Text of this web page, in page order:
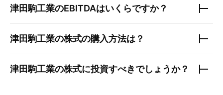
津田駒工業のEBITDAはいくらですか？
津田駒工業の株式の購入方法は？
津田駒工業の株式に投資すべきでしょうか？